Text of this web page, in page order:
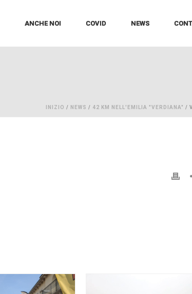
ANCHE NOI COVID NEWS
INIZIO / NEWS / 42 KM NELL'EMILIA "VERDIANA" /